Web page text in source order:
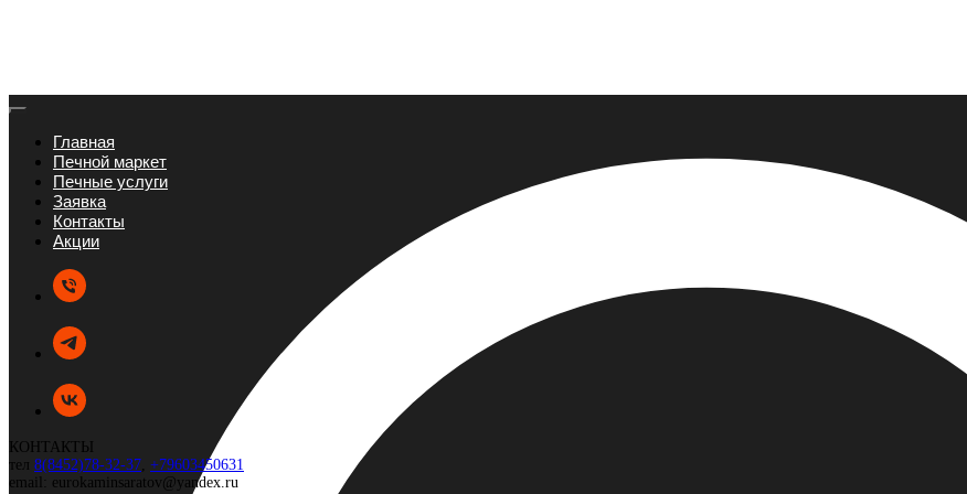
Главная
Печной маркет
Печные услуги
Заявка
Контакты
Акции
КОНТАКТЫ
тел 8(8452)78-32-37, +79603450631
email: eurokaminsaratov@yandex.ru